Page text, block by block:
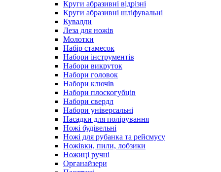
Круги абразивні відрізні
Круги абразивні шліфувальні
Кувалди
Леза для ножів
Молотки
Набір стамесок
Набори інструментів
Набори викруток
Набори головок
Набори ключів
Набори плоскогубців
Набори свердл
Набори універсальні
Насадки для полірування
Ножі будівельні
Ножі для рубанка та рейсмусу
Ножівки, пили, лобзики
Ножиці ручні
Органайзери